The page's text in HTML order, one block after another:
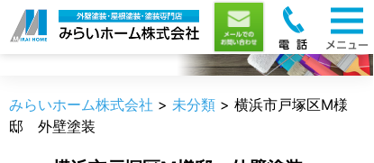
職人のうんちく
みらいホーム株式会社 > 未分類 > 横浜市戸塚区M様
邸 外壁塗装